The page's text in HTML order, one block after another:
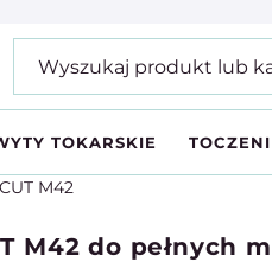
TOKARSKIE
M42
M42 do pełnych